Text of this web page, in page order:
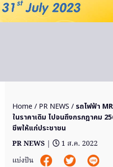
Home / PR NEWS / รถไฟฟ้า
ในราคาเดิม ไปจนถึงกรกฎาคม
ชีพให้แก่ประชาชน
PR NEWS |
1 ส.ค. 2022
แบ่งปัน